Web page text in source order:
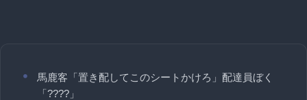
馬鹿客「置き配してこのシートかけろ」配達員ぼく
「????」